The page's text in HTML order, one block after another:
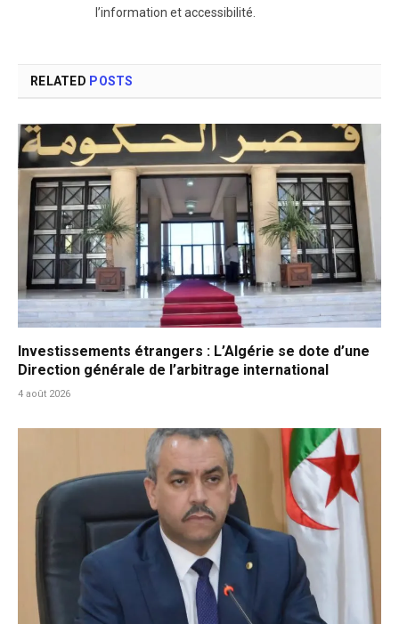
l’information et accessibilité.
RELATED POSTS
Investissements étrangers : L’Algérie se dote d’une
Direction générale de l’arbitrage international
4 août 2026